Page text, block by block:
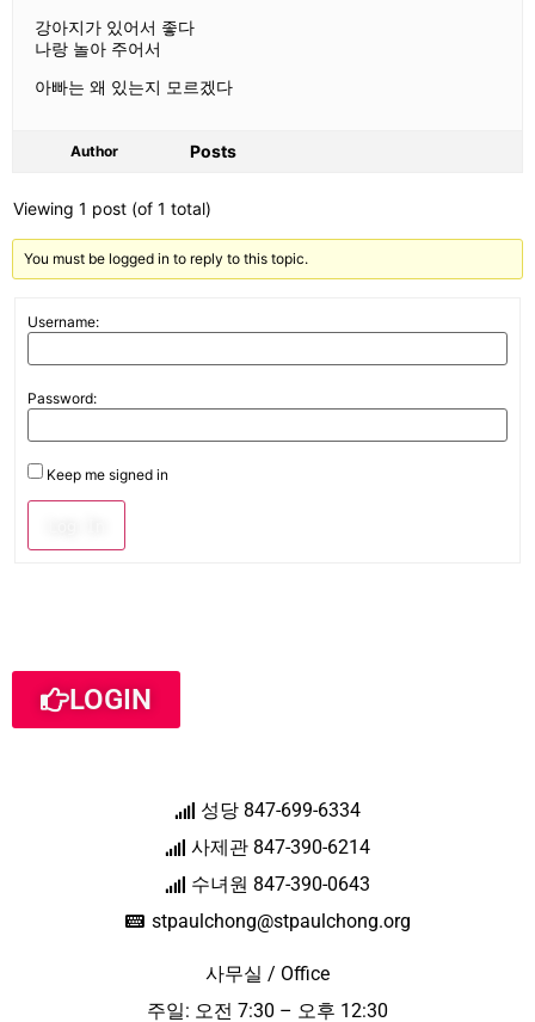
강아지가 있어서 좋다
나랑 놀아 주어서
아빠는 왜 있는지 모르겠다
Author Posts
Viewing 1 post (of 1 total)
You must be logged in to reply to this topic.
Username:
Password:
Keep me signed in
LOGIN
성당 847-699-6334
사제관 847-390-6214
수녀원 847-390-0643
stpaulchong@stpaulchong.org
사무실 / Office
주일: 오전 7:30 – 오후 12:30